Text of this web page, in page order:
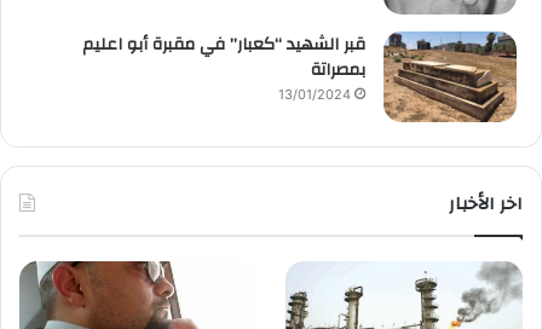
قبر الشهيد “كعبار” في مقبرة أبو اعليم
بمصراتة
13/01/2024
اخر الأخبار